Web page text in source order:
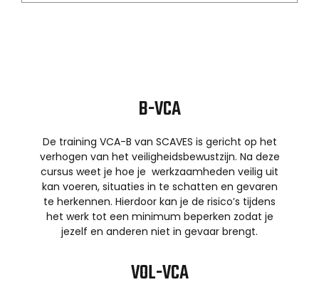
B-VCA
De training VCA-B van SCAVES is gericht op het
verhogen van het veiligheidsbewustzijn. Na deze
cursus weet je hoe je werkzaamheden veilig uit
kan voeren, situaties in te schatten en gevaren
te herkennen. Hierdoor kan je de risico’s tijdens
het werk tot een minimum beperken zodat je
jezelf en anderen niet in gevaar brengt.
VOL-VCA